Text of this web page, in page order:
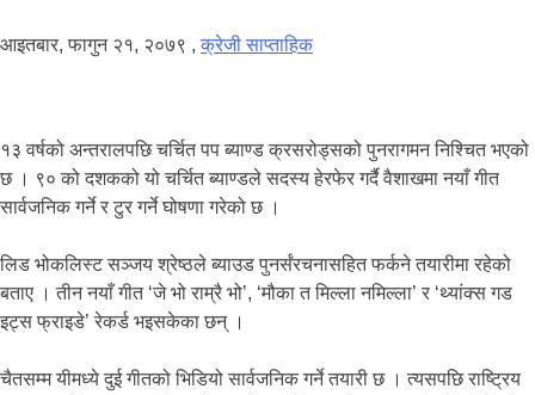
आइतबार, फागुन २१, २०७९ ,क्रेजी साप्ताहिक
१३ वर्षको अन्तरालपछि चर्चित पप ब्याण्ड क्रसरोड्सको पुनरागमन निश्चित भएको
छ । ९० को दशकको यो चर्चित ब्याण्डले सदस्य हेरफेर गर्दै वैशाखमा नयाँ गीत
सार्वजनिक गर्ने र टुर गर्ने घोषणा गरेको छ ।
लिड भोकलिस्ट सञ्जय श्रेष्ठले ब्याउड पुनर्संरचनासहित फर्कने तयारीमा रहेको
बताए । तीन नयाँ गीत ‘जे भो राम्रै भो’, ‘मौका त मिल्ला नमिल्ला’ र ‘थ्यांक्स गड
इट्स फ्राइडे’ रेकर्ड भइसकेका छन् ।
चैतसम्म यीमध्ये दुई गीतको भिडियो सार्वजनिक गर्ने तयारी छ । त्यसपछि राष्ट्रिय